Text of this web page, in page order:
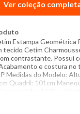
Ver coleção
Estampa Geométrica
tecido Cetim
contrastante. Possui
e costura no
Medidas do Modelo:
Quadril: 101cm
100%